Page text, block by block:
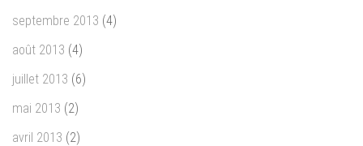
septembre 2013 (4)
août 2013 (4)
juillet 2013 (6)
mai 2013 (2)
avril 2013 (2)